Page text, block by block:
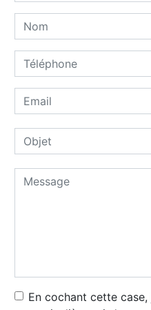
En cochant cette